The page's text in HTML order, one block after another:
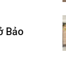
Bảo